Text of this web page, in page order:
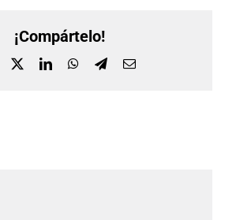
¡Compártelo!
Facebook LinkedInWhatsApp
TelegramCorreo